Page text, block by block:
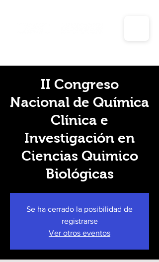
II Congreso
Nacional de Química
Clínica e
Investigación en
Ciencias Quimico
Biológicas
Se ha cerrado la posibilidad de
registrarse
Ver otros eventos